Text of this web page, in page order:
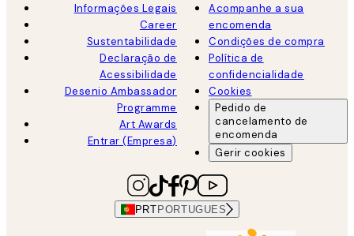
Informações Legais
Career
Sustentabilidade
Declaração de
Acessibilidade
Desenio Ambassador
Programme
Art Awards
Entrar (Empresa)
Acompanhe a sua
encomenda
Condições de compra
Política de
confidencialidade
Cookies
Pedido de
cancelamento de
encomenda
Gerir cookies
PRT PORTUGUES